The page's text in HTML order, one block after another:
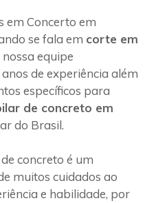
em Concerto em
se fala em corte em
equipe
de experiência além
específicos para
de concreto em
do Brasil.
concreto é um
muitos cuidados ao
e habilidade, por